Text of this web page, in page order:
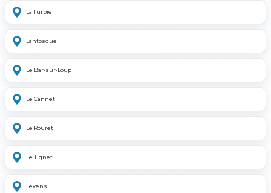
La Turbie
Lantosque
Le Bar-sur-Loup
Le Cannet
Le Rouret
Le Tignet
Levens